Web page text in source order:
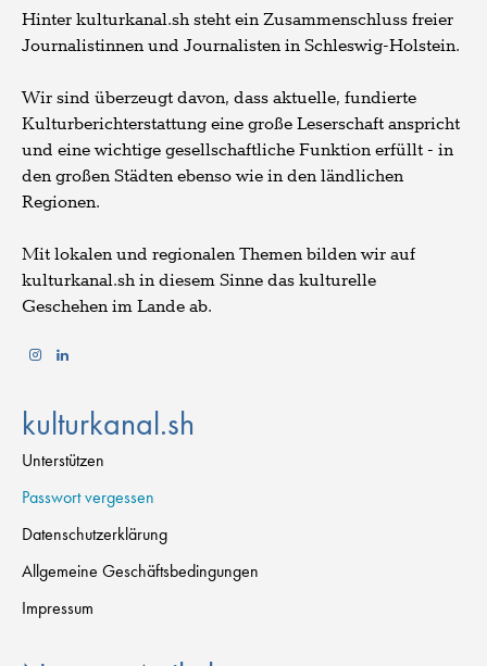
Hinter kulturkanal.sh steht ein Zusammenschluss freier
Journalistinnen und Journalisten in Schleswig-Holstein.
Wir sind überzeugt davon, dass aktuelle, fundierte
Kulturberichterstattung eine große Leserschaft anspricht
und eine wichtige gesellschaftliche Funktion erfüllt - in
den großen Städten ebenso wie in den ländlichen
Regionen.
Mit lokalen und regionalen Themen bilden wir auf
kulturkanal.sh in diesem Sinne das kulturelle
Geschehen im Lande ab.
kulturkanal.sh
Unterstützen
Passwort vergessen
Datenschutzerklärung
Allgemeine Geschäftsbedingungen
Impressum